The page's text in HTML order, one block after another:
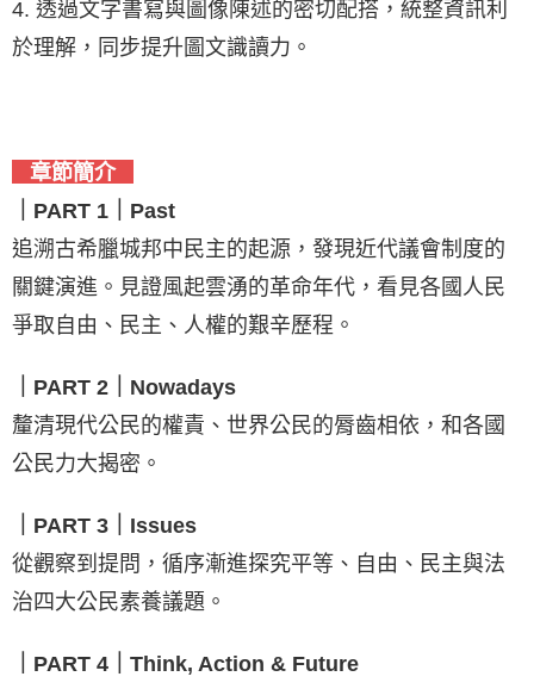
4. 透過文字書寫與圖像陳述的密切配搭，統整資訊利
於理解，同步提升圖文識讀力。
章節簡介
｜PART 1｜Past
追溯古希臘城邦中民主的起源，發現近代議會制度的
關鍵演進。見證風起雲湧的革命年代，看見各國人民
爭取自由、民主、人權的艱辛歷程。
｜PART 2｜Nowadays
釐清現代公民的權責、世界公民的脣齒相依，和各國
公民力大揭密。
｜PART 3｜Issues
從觀察到提問，循序漸進探究平等、自由、民主與法
治四大公民素養議題。
｜PART 4｜Think, Action & Future